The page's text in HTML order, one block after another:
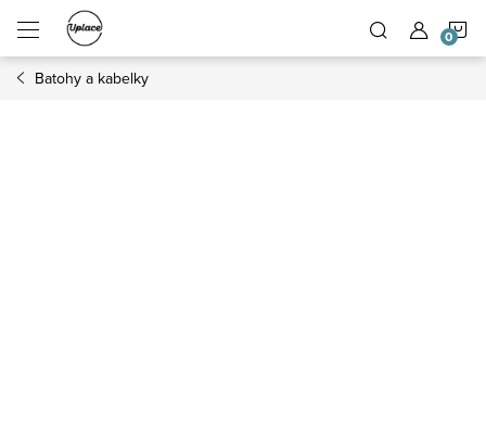
Přejít na obsah
Batohy a kabelky